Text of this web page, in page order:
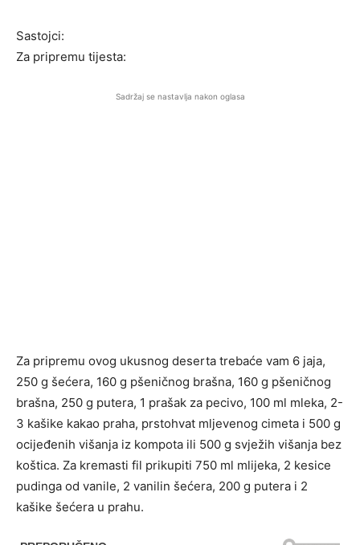
Sastojci:
Za pripremu tijesta:
Sadržaj se nastavlja nakon oglasa
Za pripremu ovog ukusnog deserta trebaće vam 6 jaja,
250 g šećera, 160 g pšeničnog brašna, 160 g pšeničnog
brašna, 250 g putera, 1 prašak za pecivo, 100 ml mleka, 2-
3 kašike kakao praha, prstohvat mljevenog cimeta i 500 g
ocijeđenih višanja iz kompota ili 500 g svježih višanja bez
koštica. Za kremasti fil prikupiti 750 ml mlijeka, 2 kesice
pudinga od vanile, 2 vanilin šećera, 200 g putera i 2
kašike šećera u prahu.